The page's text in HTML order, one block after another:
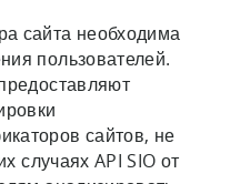
сайта необходима
пользователей.
сайтов, не
случаях API SIO от